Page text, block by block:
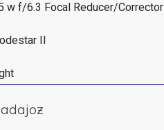
w f/6.3 Focal Reducer/Corrector
II